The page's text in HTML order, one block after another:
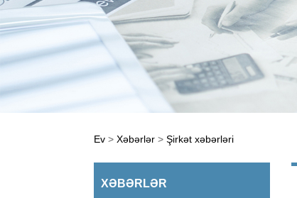
Ev > Xəbərlər > Şirkət xəbərləri
XƏBƏRLƏR